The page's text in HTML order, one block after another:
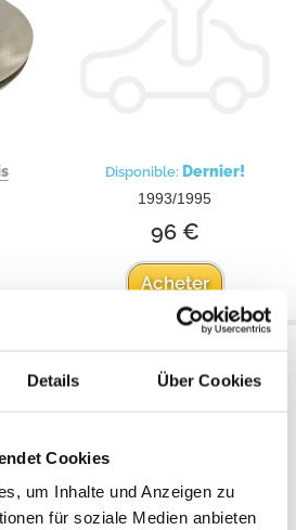
Details Über Cookies
Cookies
um Inhalte und Anzeigen zu
für soziale Medien anbieten
Disponible: Dernier!
1993/1995
96 €
Acheter